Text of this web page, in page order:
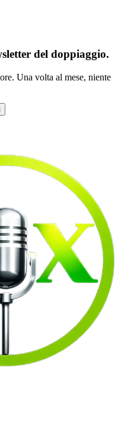
del doppiaggio.
Una volta al mese, niente